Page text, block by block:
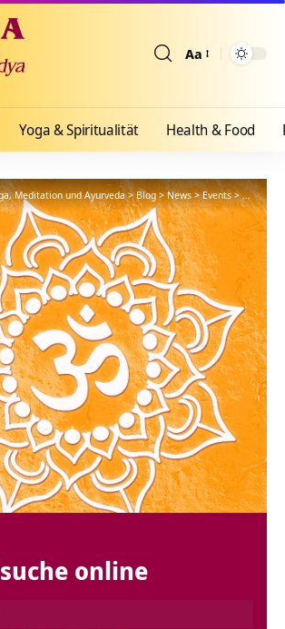
Aa
Yoga & Spiritualität Health & Food
Meditation und Ayurveda>Blog>News>Events>
online